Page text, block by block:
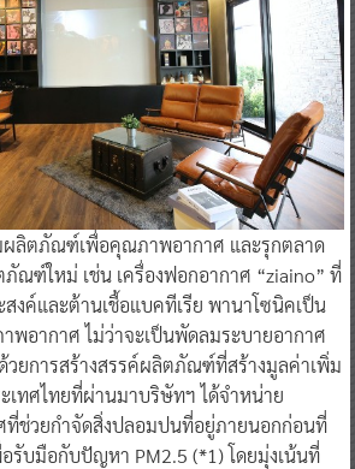
ผลิตภัณฑ์เพื่อคุณภาพอากาศ และรุกตลาด
ณฑ์ใหม่ เช่น เครื่องฟอกอากาศ “ziaino” ที่
งค์และต้านเชื้อแบคทีเรีย พานาโซนิคเป็น
พอากาศ ไม่ว่าจะเป็นพัดลมระบายอากาศ
วยการสร้างสรรค์ผลิตภัณฑ์ที่สร้างมูลค่าเพิ่ม
ะเทศไทยที่ผ่านมาบริษัทฯ ได้จำหน่าย
ช่วยกำจัดสิ่งปลอมปนที่อยู่ภายนอกก่อนที่
อรับมือกับปัญหา PM2.5 (*1) โดยมุ่งเน้นที่